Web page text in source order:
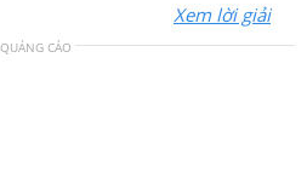
Xem lời giải
QUẢNG CÁO